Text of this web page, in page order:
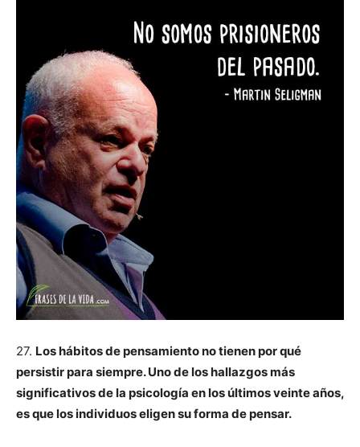
27. Los hábitos de pensamiento no tienen por qué
persistir para siempre. Uno de los hallazgos más
significativos de la psicología en los últimos veinte años,
es que los individuos eligen su forma de pensar.